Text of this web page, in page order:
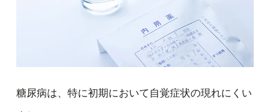
糖尿病は、特に初期において自覚症状の現れにくい